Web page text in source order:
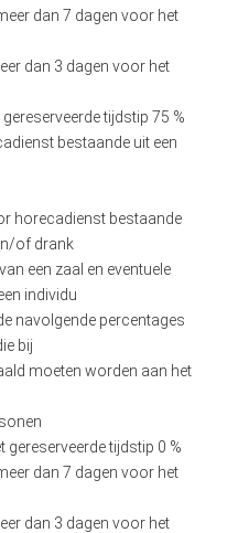
dan 7 dagen voor het
dan 3 dagen voor het
tijdstip 75 %
bestaande uit een
horecadienst bestaande
of drank
een zaal en eventuele
individu
navolgende percentages
bij
moeten worden aan het
gereserveerde tijdstip 0 %
dan 7 dagen voor het
dan 3 dagen voor het